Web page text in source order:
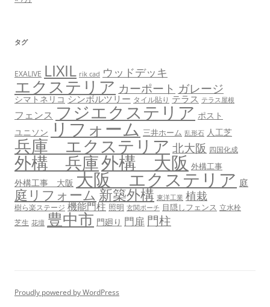
タグ
EXALIVE LIXIL rik cad ウッドデッキ
エクステリア カーポート ガレージ
シマトネリコ シンボルツリー タイル貼り テラス テラス屋根
フェンス フジエクステリア ポスト
ユニソン リフォーム 三井ホーム 乱形石 人工芝
兵庫 エクステリア 北大阪 四国化成
外構 兵庫外構 大阪 外構工事
外構工事 大阪 大阪 エクステリア 庭
庭リフォーム 新築外構 東洋工業 植栽
樹ら楽ステージ 機能門柱 照明 玄関ポーチ 目隠しフェンス 立水栓
芝生 花壇 豊中市 門廻り 門扉 門柱
Proudly powered by WordPress